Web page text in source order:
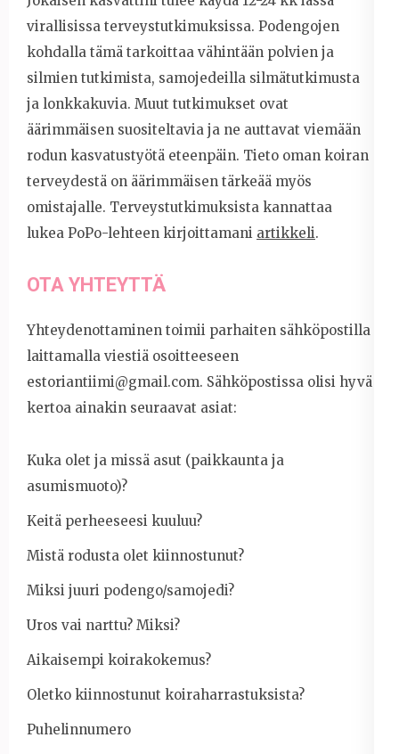
virallisissa terveystutkimuksissa. Podengojen
kohdalla tämä tarkoittaa vähintään polvien ja
silmien tutkimista, samojedeilla silmätutkimusta
ja lonkkakuvia. Muut tutkimukset ovat
äärimmäisen suositeltavia ja ne auttavat viemään
rodun kasvatustyötä eteenpäin. Tieto oman koiran
terveydestä on äärimmäisen tärkeää myös
omistajalle. Terveystutkimuksista kannattaa
lukea PoPo-lehteen kirjoittamani artikkeli.
OTA YHTEYTTÄ
Yhteydenottaminen toimii parhaiten sähköpostilla
laittamalla viestiä osoitteeseen
estoriantiimi@gmail.com. Sähköpostissa olisi hyvä
kertoa ainakin seuraavat asiat:
Kuka olet ja missä asut (paikkaunta ja
asumismuoto)?
Keitä perheeseesi kuuluu?
Mistä rodusta olet kiinnostunut?
Miksi juuri podengo/samojedi?
Uros vai narttu? Miksi?
Aikaisempi koirakokemus?
Oletko kiinnostunut koiraharrastuksista?
Puhelinnumero